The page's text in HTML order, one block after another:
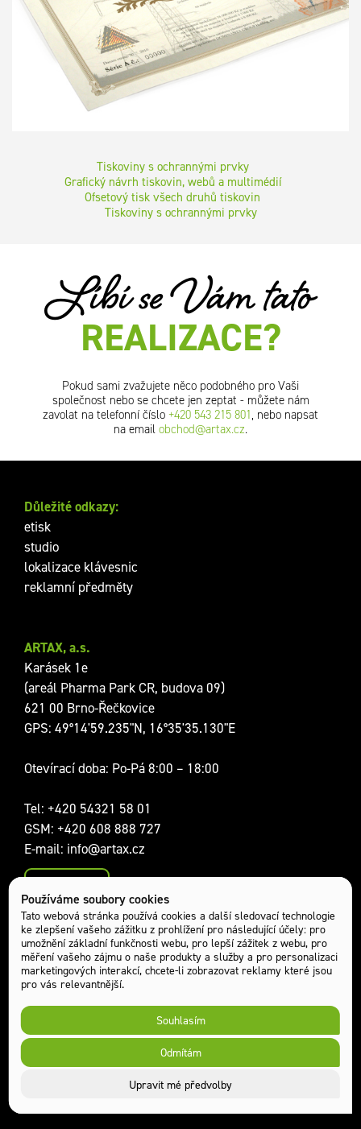
Používáme soubory cookies
Tato webová stránka používá cookies a další sledovací technologie
ke zlepšení vašeho zážitku z prohlížení pro následující účely: pro
umožnění základní funkčnosti webu, pro lepší zážitek z webu, pro
měření vašeho zájmu o naše produkty a služby a pro personalizaci
marketingových interakcí,chcete-li zobrazovat reklamy které jsou
pro vás relevantnější.
Souhlasím
Odmítám
Upravit mé předvolby
Tiskoviny s ochrannými prvky
Grafický návrh tiskovin, webů a multimédií
Ofsetový tisk všech druhů tiskovin
Tiskoviny s ochrannými prvky
Líbí se Vám tato
REALIZACE?
Pokud sami zvažujete něco podobného pro Vaši
společnost nebo se chcete jen zeptat - můžete nám
zavolat na telefonní číslo +420 543 215 801 , nebo napsat
na email obchod@artax.cz.
Sociální sítě:
ARTAX, a.s.
Karásek 1e
(areál Pharma Park CR, budova 09)
621 00 Brno-Řečkovice
GPS: 49°14'59.235"N, 16°35'35.130"E
Otevírací doba: Po-Pá 8:00 – 18:00
Tel: +420 54321 58 01
GSM: +420 608 888 727
E-mail: info@artax.cz
Kontakty
Důležité odkazy:
etisk
studio
lokalizace klávesnic
reklamní předměty
Chráněno službou reCAPTCHA.